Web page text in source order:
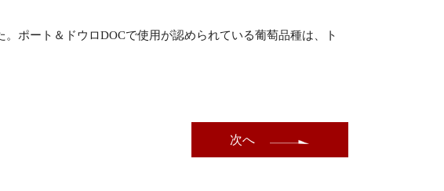
ポート＆ドウロDOCで使用が認められている葡萄品種は、ト
次へ